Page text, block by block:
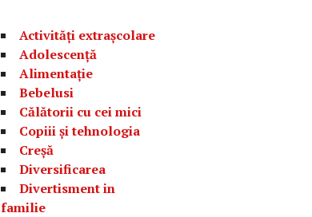
Activități extrașcolare
Adolescență
Alimentație
Bebelusi
Călătorii cu cei mici
Copiii și tehnologia
Creșă
Diversificarea
Divertisment in
familie